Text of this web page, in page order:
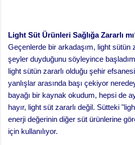
Light Süt Ürünleri Sağlığa Zararlı
Geçenlerde bir arkadaşım, light sütün
şeyler duyduğunu söyleyince
light sütün zararlı olduğu şehir
yanlışlar arasında başı çekiyor
bayağı bir kaynak okudum, hepsi de
hayır, light süt zararlı değil. Sütteki
enerji değerinin diğer süt ürünlerine
için kullanılıyor.